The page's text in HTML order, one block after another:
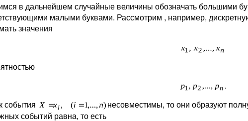
в дальнейшем случайные величины обозначать большими
малыми буквами. Рассмотрим , например,
значения
.
события
несовместимы, то они образуют
событий равна, то есть